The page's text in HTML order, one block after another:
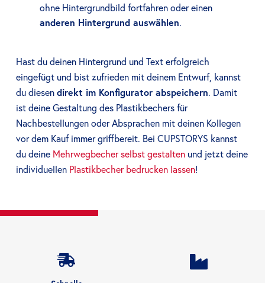
ohne Hintergrundbild fortfahren oder einen
anderen Hintergrund auswählen.
Hast du deinen Hintergrund und Text erfolgreich
eingefügt und bist zufrieden mit deinem Entwurf, kannst
du diesen direkt im Konfigurator abspeichern. Damit
ist deine Gestaltung des Plastikbechers für
Nachbestellungen oder Absprachen mit deinen Kollegen
vor dem Kauf immer griffbereit. Bei CUPSTORYS kannst
du deine Mehrwegbecher selbst gestalten und jetzt deine
individuellen Plastikbecher bedrucken lassen!